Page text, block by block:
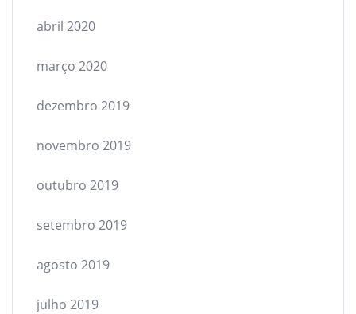
abril 2020
março 2020
dezembro 2019
novembro 2019
outubro 2019
setembro 2019
agosto 2019
julho 2019